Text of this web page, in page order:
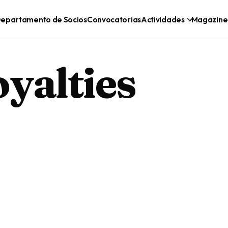
de SociosConvocatoriasActividades Magazine